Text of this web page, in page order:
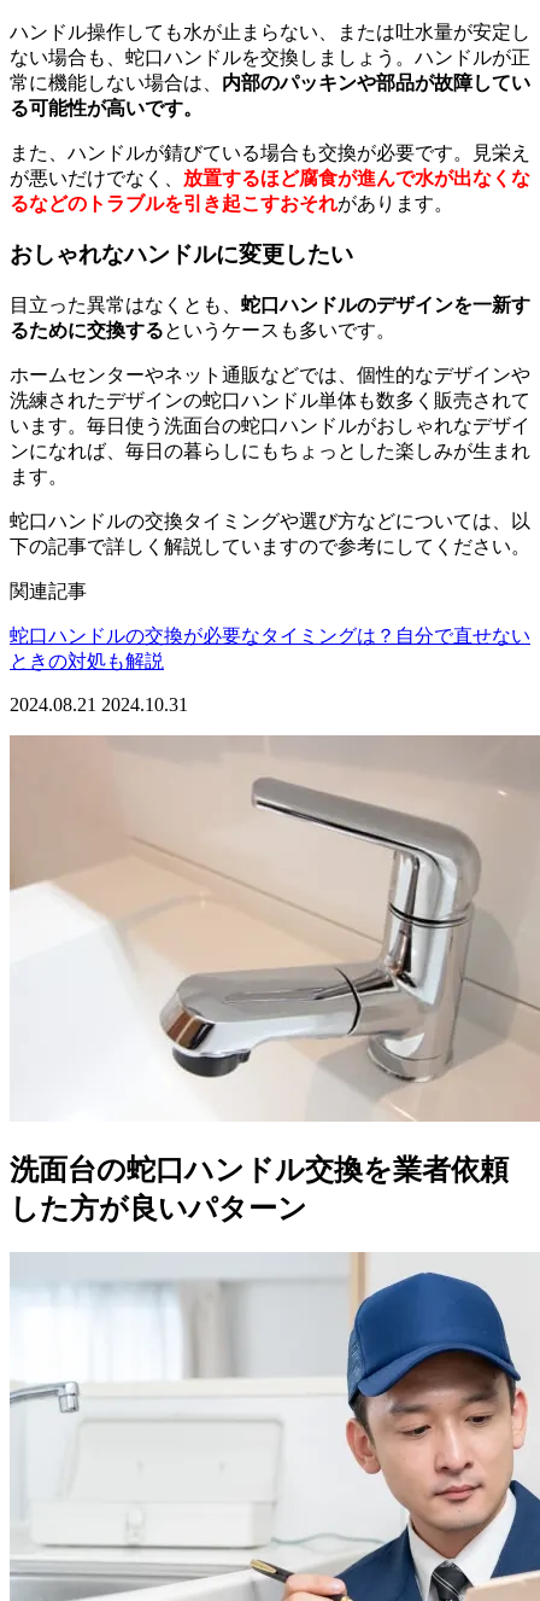
ハンドル操作しても水が止まらない、または吐水量が安定し
ない場合も、蛇口ハンドルを交換しましょう。ハンドルが正
常に機能しない場合は、 内部のパッキンや部品が故障してい
る可能性が高いです。
また、ハンドルが錆びている場合も交換が必要です。見栄え
が悪いだけでなく、 放置するほど腐食が進んで水が出なくな
るなどのトラブルを引き起こすおそれがあります。
おしゃれなハンドルに変更したい
目立った異常はなくとも、 蛇口ハンドルのデザインを一新す
るために交換するというケースも多いです。
ホームセンターやネット通販などでは、個性的なデザインや
洗練されたデザインの蛇口ハンドル単体も数多く販売されて
います。毎日使う洗面台の蛇口ハンドルがおしゃれなデザイ
ンになれば、毎日の暮らしにもちょっとした楽しみが生まれ
ます。
蛇口ハンドルの交換タイミングや選び方などについては、以
下の記事で詳しく解説していますので参考にしてください。
関連記事
蛇口ハンドルの交換が必要なタイミングは？自分で直せない
ときの対処も解説
2024.08.21 2024.10.31
洗面台の蛇口ハンドル交換を業者依頼
した方が良いパターン